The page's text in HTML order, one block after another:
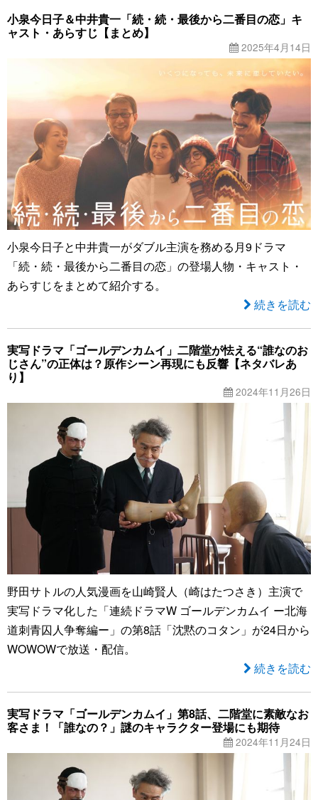
小泉今日子＆中井貴一「続・続・最後から二番目の恋」キ
ャスト・あらすじ【まとめ】
2025年4月14日
小泉今日子と中井貴一がダブル主演を務める月9ドラマ
「続・続・最後から二番目の恋」の登場人物・キャスト・
あらすじをまとめて紹介する。
続きを読む
実写ドラマ「ゴールデンカムイ」二階堂が怯える“誰なのお
じさん”の正体は？原作シーン再現にも反響【ネタバレあ
り】
2024年11月26日
野田サトルの人気漫画を山崎賢人（崎はたつさき）主演で
実写ドラマ化した「連続ドラマW ゴールデンカムイ ー北海
道刺青囚人争奪編ー」の第8話「沈黙のコタン」が24日から
WOWOWで放送・配信。
続きを読む
実写ドラマ「ゴールデンカムイ」第8話、二階堂に素敵なお
客さま！「誰なの？」謎のキャラクター登場にも期待
2024年11月24日